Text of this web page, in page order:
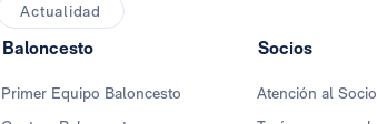
Actualidad
Baloncesto
Primer Equipo Baloncesto
Socios
Atención al Socio